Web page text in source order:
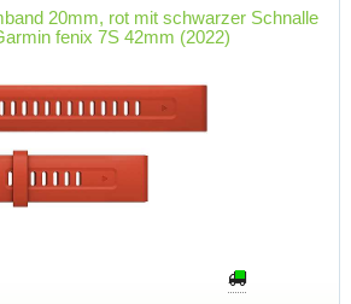
20mm, rot mit schwarzer Schnalle
fenix 7S 42mm (2022)